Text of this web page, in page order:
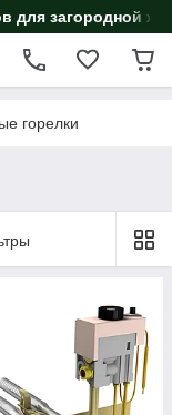
для загородной
горелки